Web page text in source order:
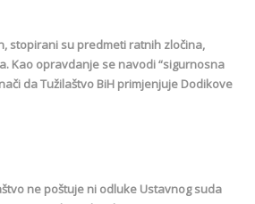
stopirani su predmeti ratnih zločina,
Kao opravdanje se navodi “sigurnosna
da Tužilaštvo BiH primjenjuje Dodikove
ne poštuje ni odluke Ustavnog suda